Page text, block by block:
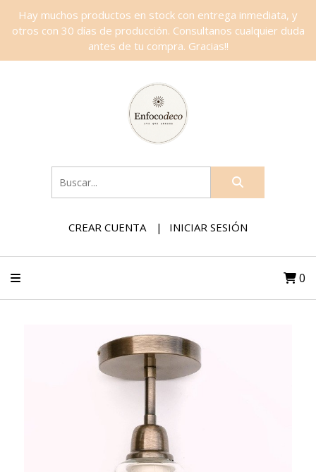
Hay muchos productos en stock con entrega inmediata, y
otros con 30 días de producción. Consultanos cualquier duda
antes de tu compra. Gracias!!
CREAR CUENTA INICIAR SESIÓN
0